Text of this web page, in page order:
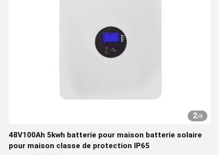
2/4
48V100Ah 5kwh batterie pour maison batterie solaire
pour maison classe de protection IP65